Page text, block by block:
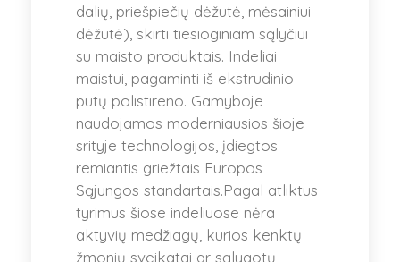
dalių, priešpiečių dėžutė, mėsainiui
dėžutė), skirti tiesioginiam sąlyčiui
su maisto produktais. Indeliai
maistui, pagaminti iš ekstrudinio
putų polistireno. Gamyboje
naudojamos moderniausios šioje
srityje technologijos, įdiegtos
remiantis griežtais Europos
Sąjungos standartais.Pagal atliktus
tyrimus šiose indeliuose nėra
aktyvių medžiagų, kurios kenktų
žmonių sveikatai ar sąlygotų